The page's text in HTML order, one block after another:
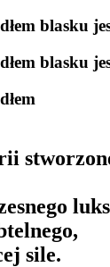
blasku
blasku
sile.